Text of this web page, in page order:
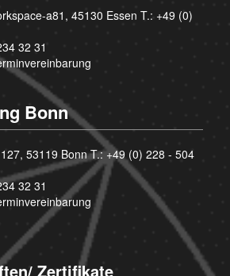
a81, 45130 Essen T.: +49 (0)
32 31
Bonn
53119 Bonn T.:+49 (0) 228 - 504
32 31
Zertifikate